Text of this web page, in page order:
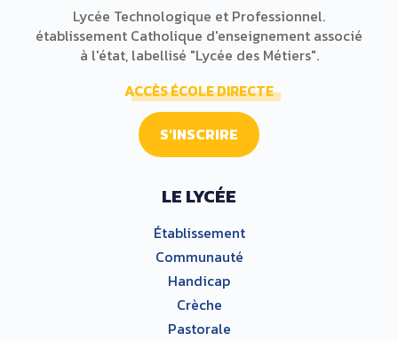
Lycée Technologique et Professionnel.
établissement Catholique d'enseignement associé
à l'état, labellisé "Lycée des Métiers".
ACCÈS ÉCOLE DIRECTE
S'INSCRIRE
LE LYCÉE
Établissement
Communauté
Handicap
Crèche
Pastorale